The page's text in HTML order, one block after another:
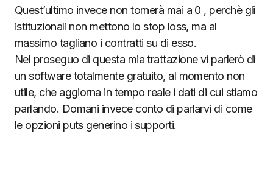
Quest’ultimo invece non tornerà mai a 0 , perchè gli
istituzionali non mettono lo stop loss, ma al
massimo tagliano i contratti su di esso.
Nel proseguo di questa mia trattazione vi parlerò di
un software totalmente gratuito, al momento non
utile, che aggiorna in tempo reale i dati di cui stiamo
parlando. Domani invece conto di parlarvi di come
le opzioni puts generino i supporti.